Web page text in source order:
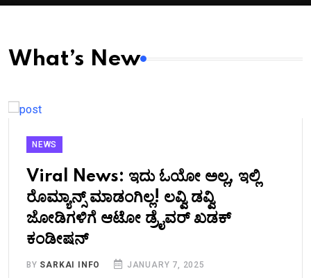
What’s New
NEWS
Viral News: ಇದು ಓಯೋ ಅಲ್ಲ, ಇಲ್ಲಿ
ರೊಮ್ಯಾನ್ಸ್ ಮಾಡಂಗಿಲ್ಲ! ಲವ್ವಿ ಡವ್ವಿ
ಜೋಡಿಗಳಿಗೆ ಆಟೋ ಡ್ರೈವರ್ ಖಡಕ್
ಕಂಡೀಷನ್
BY SARKAI INFO JANUARY 7, 2025